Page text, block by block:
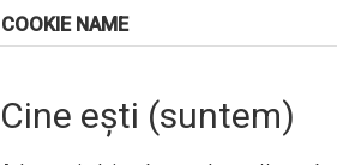
COOKIE NAME
Cine ești (suntem)